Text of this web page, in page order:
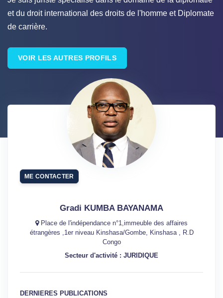
et du droit international des droits de l'homme et Diplomate
de carrière.
VOIR LES AUTRES PROFILS
ME CONTACTER
Gradi KUMBA BAYANAMA
Place de l'indépendance n°1,immeuble des affaires
étrangères ,1er niveau Kinshasa/Gombe, Kinshasa , R.D
Congo
Secteur d'activité : JURIDIQUE
DERNIERES PUBLICATIONS